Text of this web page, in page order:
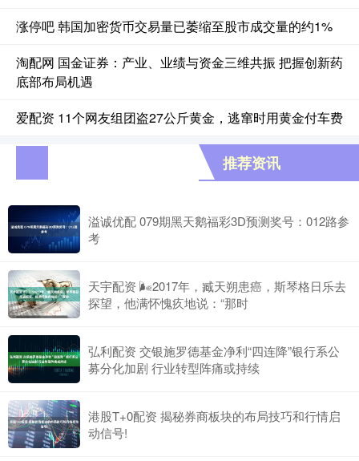
涨停吧 韩国加密货币交易量已萎缩至股市成交量的约1%
淘配网 国金证券：产业、业绩与资金三维共振 把握创新药
底部布局机遇
爱配资 11个网友组团盗27公斤黄金，逃窜时用黄金付车费
推荐资讯
溢诚优配 079期黑天鹅福彩3D预测奖号：012路参
考
天宇配资 🌬2017年，臧天朔患癌，斯琴格日乐去
探望，他满怀愧疚地说：“那时
弘利配资 交银施罗德基金净利“四连降”银行系公
募分化加剧 行业转型阵痛或持续
港股T+0配资 揭秘券商板块的布局技巧和行情启
动信号!